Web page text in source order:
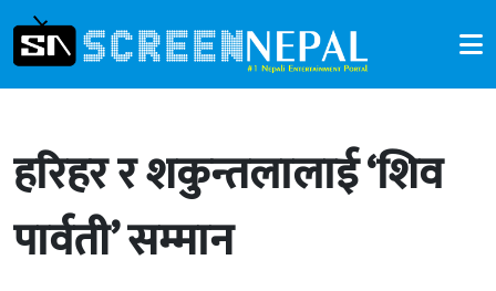
हरिहर र शकुन्तलालाई ‘शिव
पार्वती’ सम्मान